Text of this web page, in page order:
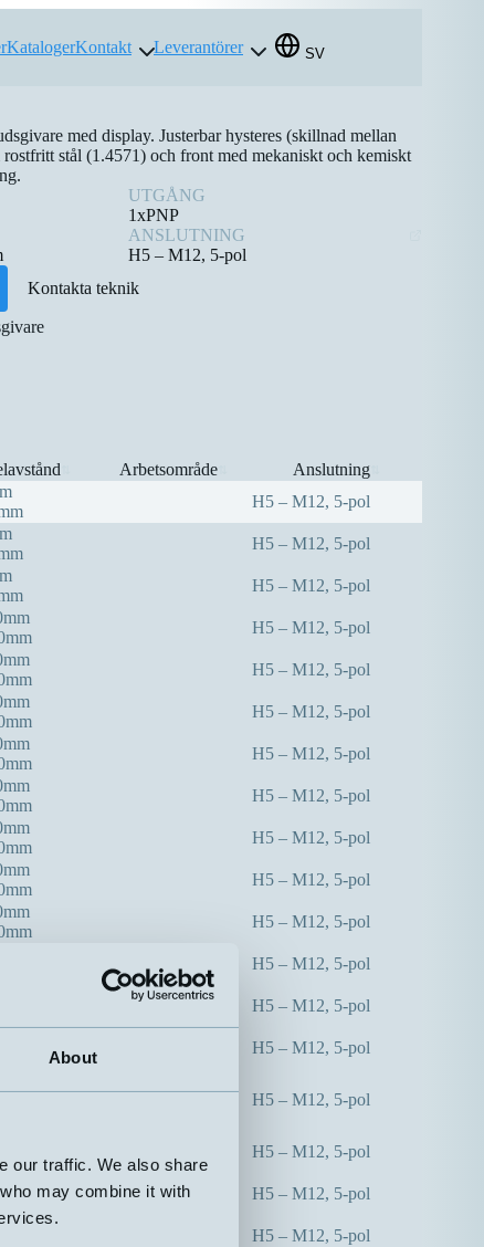
About
our traffic. We also share
may combine it with
KatalogerKontakt Leverantörer SV
med display. Justerbar hysteres (skillnad mellan
stål (1.4571) och front med mekaniskt och kemiskt
UTGÅNG
1xPNP
ANSLUTNING
H5 – M12, 5-pol
Kontakta teknik
Arbetsområde⇅ Anslutning
H5 – M12, 5-pol
H5 – M12, 5-pol
H5 – M12, 5-pol
H5 – M12, 5-pol
H5 – M12, 5-pol
H5 – M12, 5-pol
H5 – M12, 5-pol
H5 – M12, 5-pol
H5 – M12, 5-pol
H5 – M12, 5-pol
H5 – M12, 5-pol
H5 – M12, 5-pol
H5 – M12, 5-pol
H5 – M12, 5-pol
H5 – M12, 5-pol
H5 – M12, 5-pol
H5 – M12, 5-pol
H5 – M12, 5-pol